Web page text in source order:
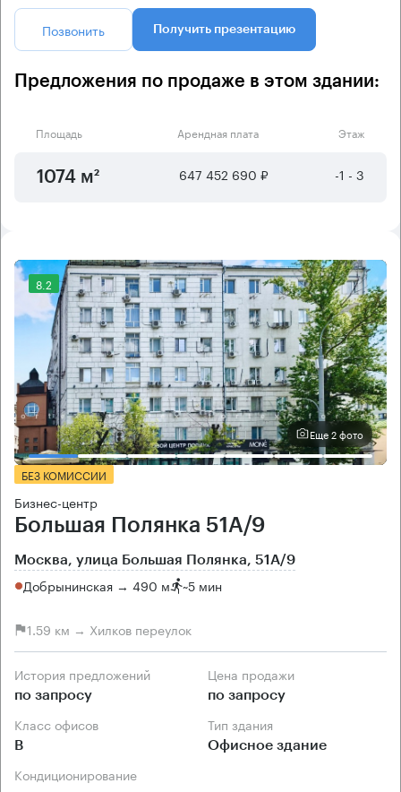
Позвонить Получить презентацию
Предложения по продаже в этом здании:
Площадь Арендная плата Этаж
1074 м² 647 452 690 ₽ -1 - 3
8.2
Еще 2 фото
БЕЗ КОМИССИИ
Бизнес-центр
Большая Полянка 51А/9
Москва, улица Большая Полянка, 51А/9
Добрынинская → 490 м ~5 мин
1.59 км → Хилков переулок
История предложений
по запросу
Цена продажи
по запросу
Класс офисов
B
Тип здания
Офисное здание
Кондиционирование